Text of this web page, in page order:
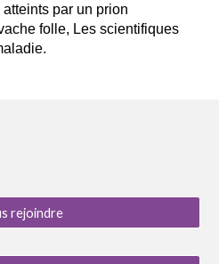
par un prion
folle, Les scientifiques
rejoindre